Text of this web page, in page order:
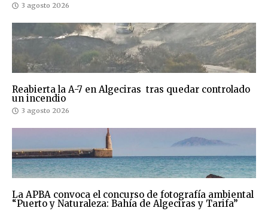
3 agosto 2026
Reabierta la A-7 en Algeciras tras quedar controlado
un incendio
3 agosto 2026
La APBA convoca el concurso de fotografía ambiental
“Puerto y Naturaleza: Bahía de Algeciras y Tarifa”